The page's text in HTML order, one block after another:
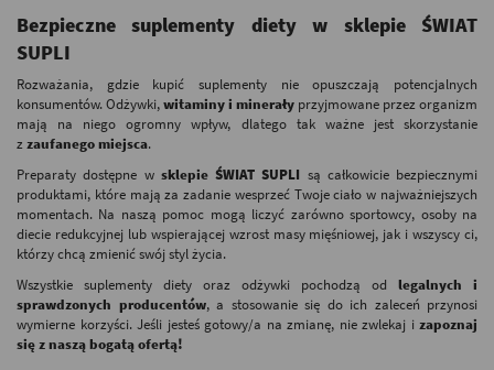
Bezpieczne suplementy diety w sklepie ŚWIAT
SUPLI
Rozważania, gdzie kupić suplementy nie opuszczają potencjalnych
konsumentów. Odżywki,witaminy i minerały przyjmowane przez organizm
mają na niego ogromny wpływ, dlatego tak ważne jest skorzystanie
zzaufanego miejsca.
Preparaty dostępne w sklepie ŚWIAT SUPLI są całkowicie bezpiecznymi
produktami, które mają za zadanie wesprzeć Twoje ciało w najważniejszych
momentach. Na naszą pomoc mogą liczyć zarówno sportowcy, osoby na
diecie redukcyjnej lub wspierającej wzrost masy mięśniowej, jak i wszyscy ci,
którzy chcą zmienić swój styl życia.
Wszystkie suplementy diety oraz odżywki pochodzą od legalnych i
sprawdzonych producentów, a stosowanie się do ich zaleceń przynosi
wymierne korzyści. Jeśli jesteś gotowy/a na zmianę, nie zwlekaj i zapoznaj
się z naszą bogatą ofertą!